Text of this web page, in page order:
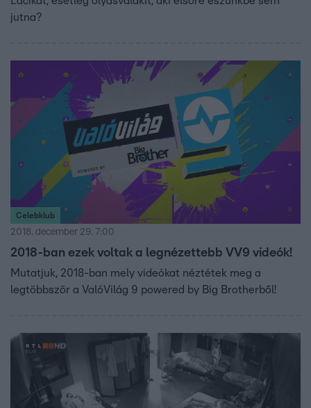
jutna?
Celebklub
2018. december 29. 7:00
2018-ban ezek voltak a legnézettebb VV9 videók!
Mutatjuk, 2018-ban mely videókat néztétek meg a
legtöbbször a ValóVilág 9 powered by Big Brotherből!